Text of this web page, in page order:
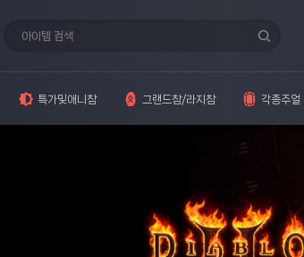
특가밎애니참 그랜드참/라지참 각종주얼